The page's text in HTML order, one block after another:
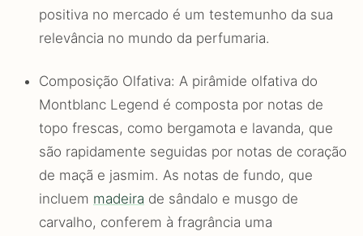
positiva no mercado é um testemunho da sua
relevância no mundo da perfumaria.
Composição Olfativa: A pirâmide olfativa do
Montblanc Legend é composta por notas de
topo frescas, como bergamota e lavanda, que
são rapidamente seguidas por notas de coração
de maçã e jasmim. As notas de fundo, que
incluem madeira de sândalo e musgo de
carvalho, conferem à fragrância uma